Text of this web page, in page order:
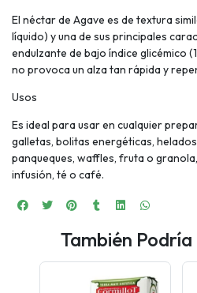
El néctar de Agave es de textura
líquido) y una de sus principales
endulzante de bajo índice glicémico
no provoca un alza tan rápida y
Usos
Es ideal para usar en cualquier
galletas, bolitas energéticas,
panqueques, waffles, fruta o
infusión, té o café.
También